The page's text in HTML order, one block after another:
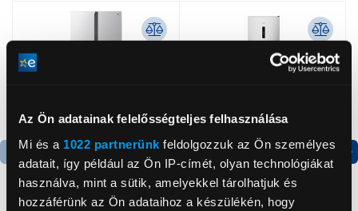
Az Ön adatainak felelősségteljes felhasználása
Mi és a 1022 partnerünk feldolgozzuk az Ön személyes
adatait, így például az Ön IP-címét, olyan technológiákat
használva, mint a sütik, amelyekkel tárolhatjuk és
hozzáférünk az Ön adataihoz a készülékén, hogy
Termék adatlap